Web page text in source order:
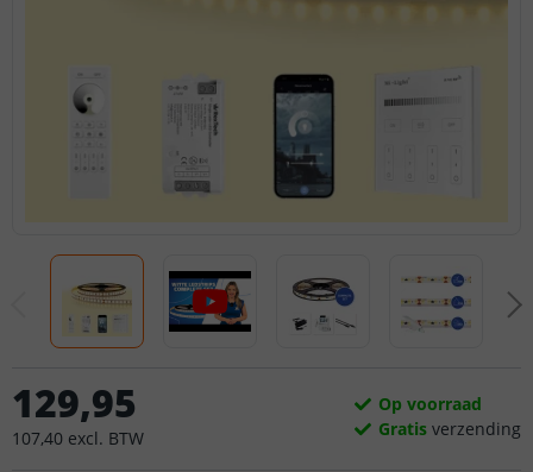
129,95
107,40 excl. BTW
Op voorraad
Gratis verzending